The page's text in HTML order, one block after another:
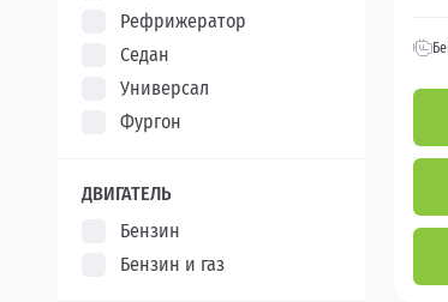
Рефрижератор
Седан
Универсал
Фургон
ДВИГАТЕЛЬ
Бензин
Бензин и газ